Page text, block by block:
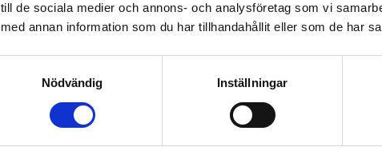
till de sociala medier och annons- och analysföretag som vi
med annan information som du har tillhandahållit eller som de har
Nödvändig
Inställningar